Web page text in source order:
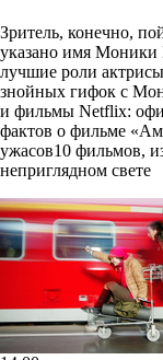
Зритель, конечно,
указано имя
лучшие роли
знойных гифок с
и фильмы Netflix:
фактов о фильме
ужасов10 фильмов,
неприглядном свете